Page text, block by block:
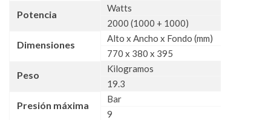
Potencia
Watts
2000 (1000 + 1000)
Dimensiones
Alto x Ancho x Fondo (mm)
770 x 380 x 395
Peso
Kilogramos
19.3
Presión máxima
Bar
9